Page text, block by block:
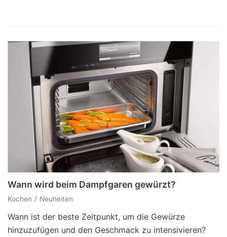
Wann wird beim Dampfgaren gewürzt?
Kochen Neuheiten
Wann ist der beste Zeitpunkt, um die Gewürze
hinzuzufügen und den Geschmack zu intensivieren?